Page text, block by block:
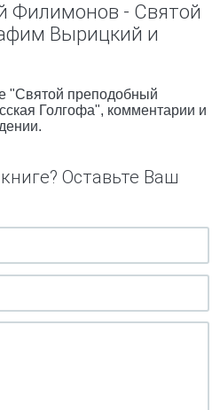
Филимонов - Святой
Вырицкий и
"Святой преподобный
Голгофа", комментарии и
Оставьте Ваш